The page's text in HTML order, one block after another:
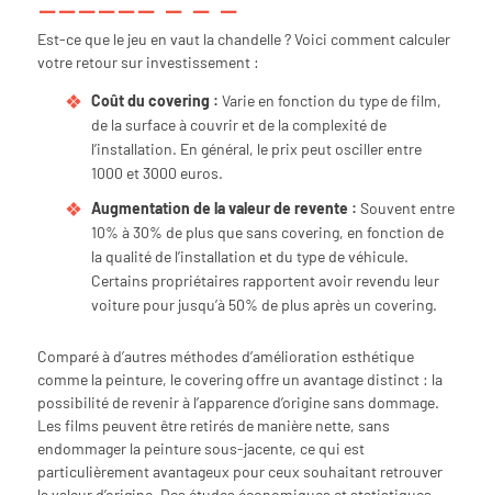
Est-ce que le jeu en vaut la chandelle ? Voici comment calculer
votre retour sur investissement :
Coût du covering : Varie en fonction du type de film,
de la surface à couvrir et de la complexité de
l’installation. En général, le prix peut osciller entre
1000 et 3000 euros.
Augmentation de la valeur de revente : Souvent entre
10% à 30% de plus que sans covering, en fonction de
la qualité de l’installation et du type de véhicule.
Certains propriétaires rapportent avoir revendu leur
voiture pour jusqu’à 50% de plus après un covering.
Comparé à d’autres méthodes d’amélioration esthétique
comme la peinture, le covering offre un avantage distinct : la
possibilité de revenir à l’apparence d’origine sans dommage.
Les films peuvent être retirés de manière nette, sans
endommager la peinture sous-jacente, ce qui est
particulièrement avantageux pour ceux souhaitant retrouver